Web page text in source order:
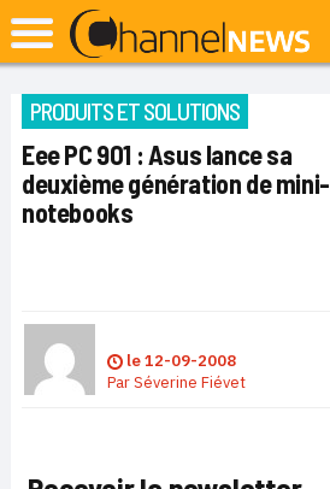
PRODUITS ET SOLUTIONS
Eee PC 901 : Asus lance sa
deuxième génération de mini-
notebooks
le12-09-2008
ParSéverine Fiévet